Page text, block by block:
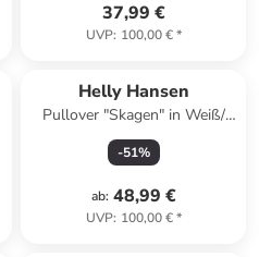
37,99 €
UVP: 100,00 €*
Helly Hansen
Pullover "Skagen" in Weiß/
Dunkelblau
-51%
ab: 48,99 €
UVP: 100,00 €*